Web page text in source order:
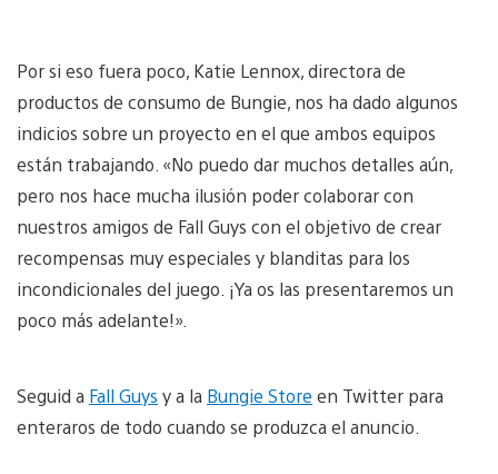
Por si eso fuera poco, Katie Lennox, directora de
productos de consumo de Bungie, nos ha dado algunos
indicios sobre un proyecto en el que ambos equipos
están trabajando. «No puedo dar muchos detalles aún,
pero nos hace mucha ilusión poder colaborar con
nuestros amigos de Fall Guys con el objetivo de crear
recompensas muy especiales y blanditas para los
incondicionales del juego. ¡Ya os las presentaremos un
poco más adelante!».
Seguid a Fall Guys y a la Bungie Store en Twitter para
enteraros de todo cuando se produzca el anuncio.